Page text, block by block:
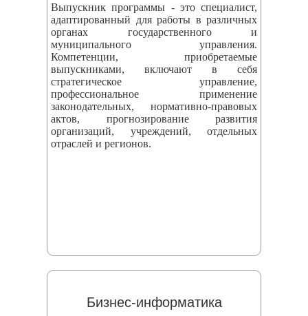
Выпускник программы - это специалист,
адаптированный для работы в различных
органах государственного и
муниципального управления.
Компетенции, приобретаемые
выпускниками, включают в себя
стратегическое управление,
профессиональное применение
законодательных, нормативно-правовых
актов, прогнозирование развития
организаций, учреждений, отдельных
отраслей и регионов.
Бизнес-информатика